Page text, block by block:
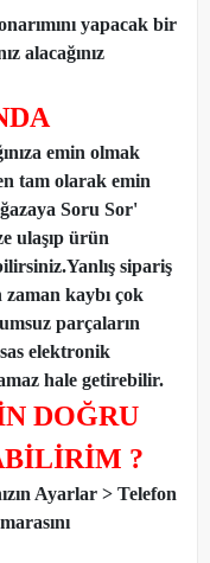
yapacak bir
alacağınız
emin olmak
tam olarak emin
Soru Sor'
ulaşıp ürün
sipariş
kaybı çok
parçaların
elektronik
hale getirebilir.
DOĞRU
?
Ayarlar > Telefon